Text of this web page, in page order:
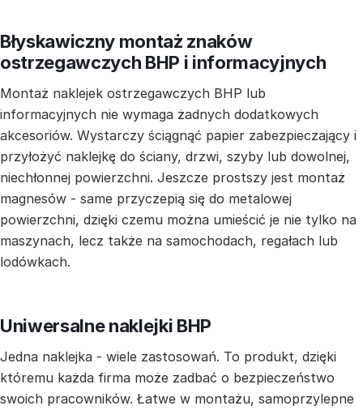
Błyskawiczny montaż znaków
ostrzegawczych BHP i informacyjnych
Montaż naklejek ostrzegawczych BHP lub
informacyjnych nie wymaga żadnych dodatkowych
akcesoriów. Wystarczy ściągnąć papier zabezpieczający i
przyłożyć naklejkę do ściany, drzwi, szyby lub dowolnej,
niechłonnej powierzchni. Jeszcze prostszy jest montaż
magnesów - same przyczepią się do metalowej
powierzchni, dzięki czemu można umieścić je nie tylko na
maszynach, lecz także na samochodach, regałach lub
lodówkach.
Uniwersalne naklejki BHP
Jedna naklejka - wiele zastosowań. To produkt, dzięki
któremu każda firma może zadbać o bezpieczeństwo
swoich pracowników. Łatwe w montażu, samoprzylepne